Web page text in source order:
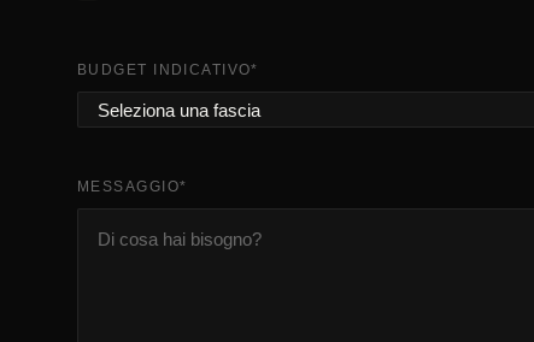
BUDGET INDICATIVO*
MESSAGGIO*